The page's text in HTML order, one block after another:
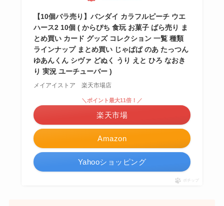
【10個バラ売り】バンダイ カラフルピーチ ウエ
ハース2 10個 ( からぴち 食玩 お菓子 ばら売り ま
とめ買い カード グッズ コレクション 一覧 種類
ラインナップ まとめ買い じゃぱぱ のあ たっつん
ゆあんくん シヴァ どぬく うり えと ひろ なおき
り 実況 ユーチューバー )
メイアイストア 楽天市場店
Amazon
＼ポイント最大11倍！／
楽天市場
Yahooショッピング
ポチップ